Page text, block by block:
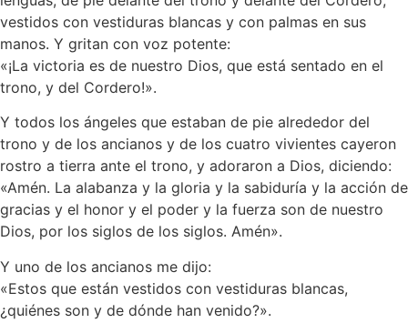
vestidos con vestiduras blancas y con palmas en sus
manos. Y gritan con voz potente:
«¡La victoria es de nuestro Dios, que está sentado en el
trono, y del Cordero!».
Y todos los ángeles que estaban de pie alrededor del
trono y de los ancianos y de los cuatro vivientes cayeron
rostro a tierra ante el trono, y adoraron a Dios, diciendo:
«Amén. La alabanza y la gloria y la sabiduría y la acción de
gracias y el honor y el poder y la fuerza son de nuestro
Dios, por los siglos de los siglos. Amén».
Y uno de los ancianos me dijo:
«Estos que están vestidos con vestiduras blancas,
¿quiénes son y de dónde han venido?».